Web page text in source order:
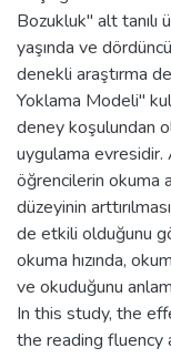
Bozukluk" alt tanılı
yaşında ve
denekli araştırma
Yoklama Modeli"
deney koşulundan
uygulama evresidir.
öğrencilerin okuma
düzeyinin
de etkili olduğunu
okuma hızında,
ve okuduğunu
In this study, the
the reading fluency